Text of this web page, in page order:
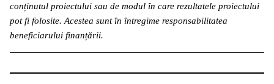
conținutul proiectului sau de modul în care rezultatele proiectului
pot fi folosite. Acestea sunt în întregime responsabilitatea
beneficiarului finanțării.